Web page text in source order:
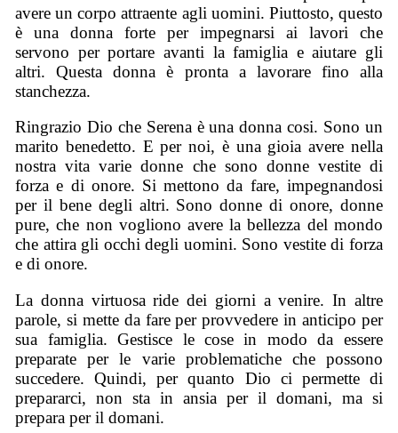
avere un corpo attraente agli uomini. Piuttosto, questo
è una donna forte per impegnarsi ai lavori che
servono per portare avanti la famiglia e aiutare gli
altri. Questa donna è pronta a lavorare fino alla
stanchezza.
Ringrazio Dio che Serena è una donna cosi. Sono un
marito benedetto. E per noi, è una gioia avere nella
nostra vita varie donne che sono donne vestite di
forza e di onore. Si mettono da fare, impegnandosi
per il bene degli altri. Sono donne di onore, donne
pure, che non vogliono avere la bellezza del mondo
che attira gli occhi degli uomini. Sono vestite di forza
e di onore.
La donna virtuosa ride dei giorni a venire. In altre
parole, si mette da fare per provvedere in anticipo per
sua famiglia. Gestisce le cose in modo da essere
preparate per le varie problematiche che possono
succedere. Quindi, per quanto Dio ci permette di
prepararci, non sta in ansia per il domani, ma si
prepara per il domani.